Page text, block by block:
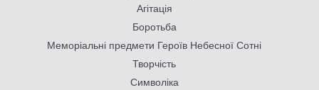
Агітація
Боротьба
Меморіальні предмети Героїв Небесної Сотні
Творчість
Символіка